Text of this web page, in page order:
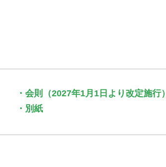
・会則（2027年1月1日より改定施行）
・別紙